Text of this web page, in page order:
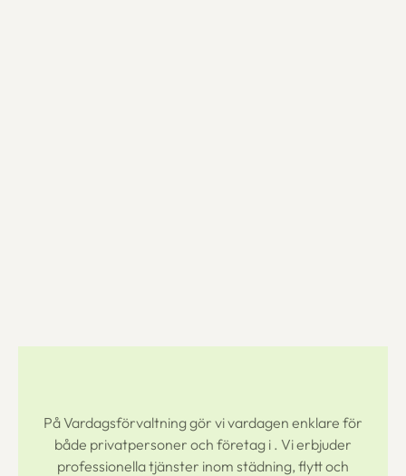
På Vardagsförvaltning gör vi vardagen enklare för
både privatpersoner och företag i . Vi erbjuder
professionella tjänster inom städning, flytt och